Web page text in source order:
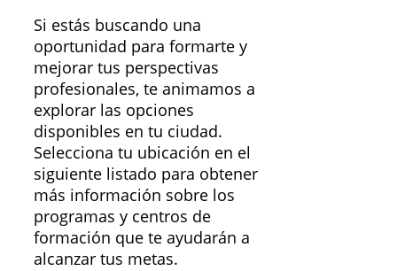
Si estás buscando una
oportunidad para formarte y
mejorar tus perspectivas
profesionales, te animamos a
explorar las opciones
disponibles en tu ciudad.
Selecciona tu ubicación en el
siguiente listado para obtener
más información sobre los
programas y centros de
formación que te ayudarán a
alcanzar tus metas.